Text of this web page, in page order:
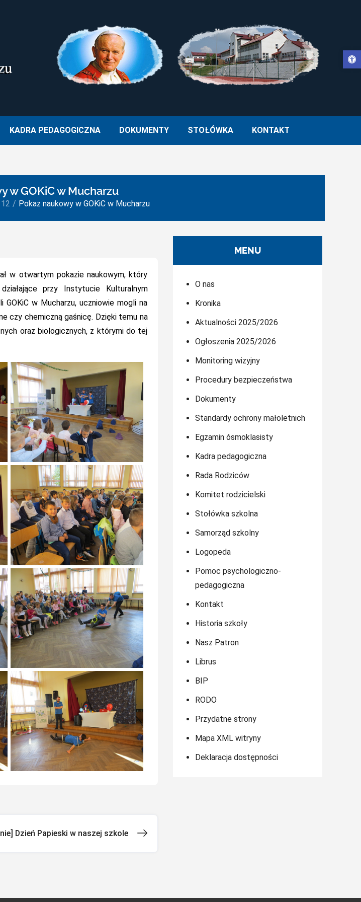
Otwórz pasek narzędzi
JANA PAWŁA II W MUCHARZU
KADRA PEDAGOGICZNA DOKUMENTY STOŁÓWKA KONTAKT
w GOKiC w Mucharzu
12 Pokaz naukowy w GOKiC w Mucharzu
w otwartym pokazie naukowym, który
przy Instytucie Kulturalnym
w Mucharzu, uczniowie mogli na
czy chemiczną gaśnicę. Dzięki temu na
oraz biologicznych, z którymi do tej
Dzień Papieski w naszej szkole
MENU
O nas
Kronika
Aktualności 2025/2026
Ogłoszenia 2025/2026
Monitoring wizyjny
Procedury bezpieczeństwa
Dokumenty
Standardy ochrony małoletnich
Egzamin ósmoklasisty
Kadra pedagogiczna
Rada Rodziców
Komitet rodzicielski
Stołówka szkolna
Samorząd szkolny
Logopeda
Pomoc psychologiczno-
pedagogiczna
Kontakt
Historia szkoły
Nasz Patron
Librus
BIP
RODO
Przydatne strony
Mapa XML witryny
Deklaracja dostępności